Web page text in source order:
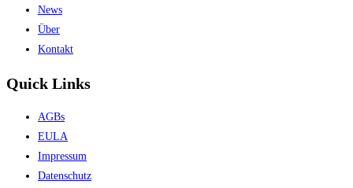
News
Über
Kontakt
Quick Links
AGBs
EULA
Impressum
Datenschutz